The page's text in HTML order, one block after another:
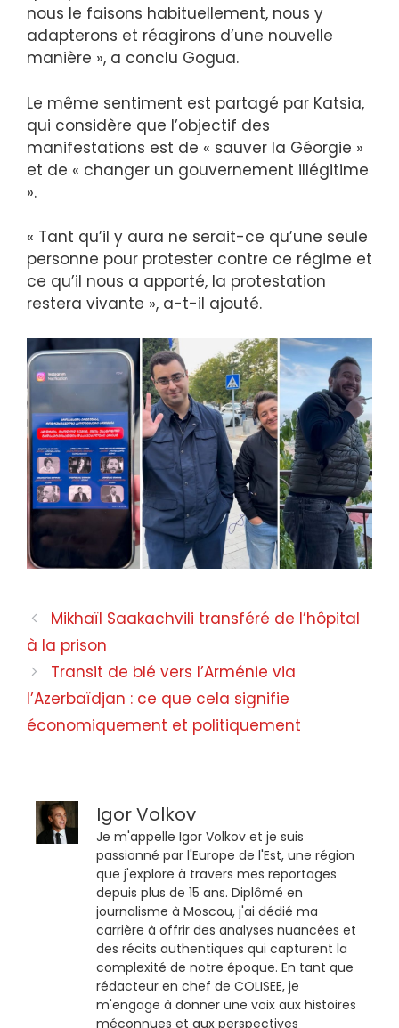
nous le faisons habituellement, nous y
adapterons et réagirons d’une nouvelle
manière », a conclu Gogua.
Le même sentiment est partagé par Katsia,
qui considère que l’objectif des
manifestations est de « sauver la Géorgie »
et de « changer un gouvernement illégitime
».
« Tant qu’il y aura ne serait-ce qu’une seule
personne pour protester contre ce régime et
ce qu’il nous a apporté, la protestation
restera vivante », a-t-il ajouté.
Mikhaïl Saakachvili transféré de l’hôpital
à la prison
Transit de blé vers l’Arménie via
l’Azerbaïdjan : ce que cela signifie
économiquement et politiquement
Igor Volkov
Je m'appelle Igor Volkov et je suis
passionné par l'Europe de l'Est, une région
que j'explore à travers mes reportages
depuis plus de 15 ans. Diplômé en
journalisme à Moscou, j'ai dédié ma
carrière à offrir des analyses nuancées et
des récits authentiques qui capturent la
complexité de notre époque. En tant que
rédacteur en chef de COLISEE, je
m'engage à donner une voix aux histoires
méconnues et aux perspectives